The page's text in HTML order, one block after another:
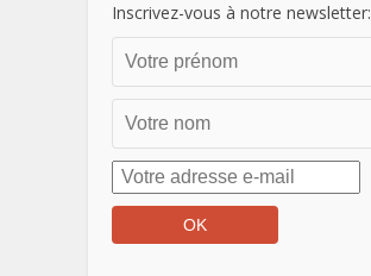
Inscrivez-vous à notre newsletter: